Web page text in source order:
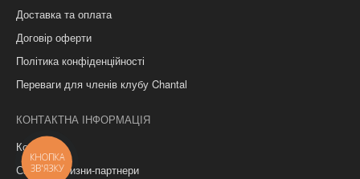
Доставка та оплата
Договір оферти
Політика конфіденційності
Переваги для членів клубу Chantal
КОНТАКТНА ІНФОРМАЦІЯ
Контакти
Салони білизни-партнери
КНОПКА
ЗВ'ЯЗКУ